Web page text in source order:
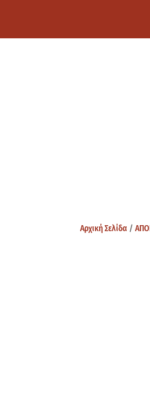
Αρχική Σελίδα /